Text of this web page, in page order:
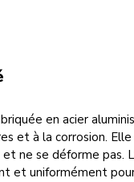
en acier
et à la corrosion.
ne se déforme pas.
et uniformément